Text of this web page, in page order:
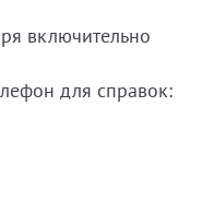
включительно
для справок: